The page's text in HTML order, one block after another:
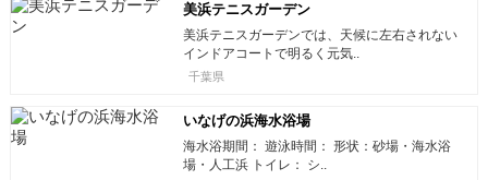
美浜テニスガーデン
美浜テニスガーデンでは、天候に左右されない
インドアコートで明るく元気..
千葉県
いなげの浜海水浴場
海水浴期間： 遊泳時間： 形状：砂場・海水浴
場・人工浜 トイレ： シ..